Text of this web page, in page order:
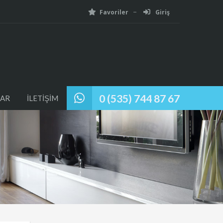
Favoriler Giriş
0 (535) 744 87 67
İLETİŞİM